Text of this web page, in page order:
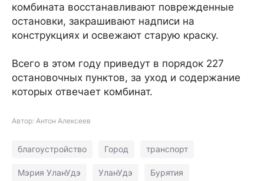
комбината восстанавливают поврежденные
остановки, закрашивают надписи на
конструкциях и освежают старую краску.
Всего в этом году приведут в порядок 227
остановочных пунктов, за уход и содержание
которых отвечает комбинат.
Автор: Антон Алексеев
благоустройство Город транспорт
Мэрия УланУдэ УланУдэ Бурятия